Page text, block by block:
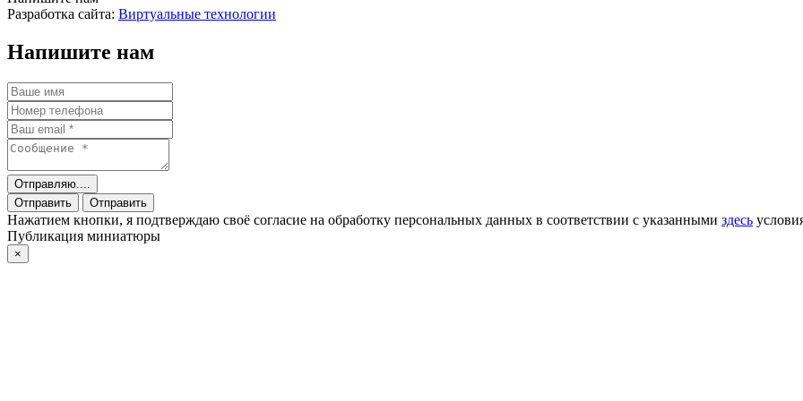
Разработка сайта: Виртуальные технологии
Напишите нам
Отправляю....
Отправить
Отправить
Нажатием кнопки, я подтверждаю своё согласие на обработку персональных данных в соответствии с указанными здесь
Публикация миниатюры
×